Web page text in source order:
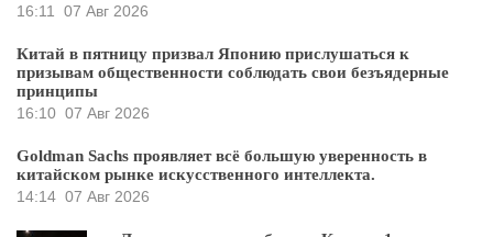
16:11 07 Авг 2026
Китай в пятницу призвал Японию прислушаться к
призывам общественности соблюдать свои безъядерные
принципы
16:10 07 Авг 2026
Goldman Sachs проявляет всё большую уверенность в
китайском рынке искусственного интеллекта.
14:14 07 Авг 2026